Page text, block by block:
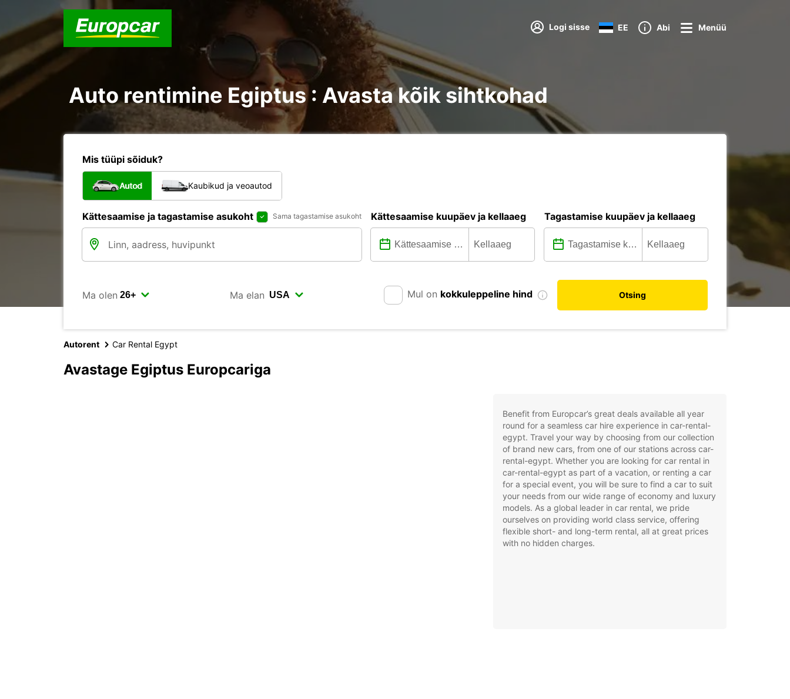
Logi sisse EE Abi Menüü
Auto rentimine Egiptus : Avasta kõik sihtkohad
Mis tüüpi sõiduk?
Autod Kaubikud ja veoautod
Kättesaamise ja tagastamise asukoht Sama tagastamise asukoht Kättesaamise kuupäev ja kellaaeg Tagastamise kuupäev ja kellaaeg
Ma olen Ma elan Mul on kokkuleppeline hind Otsing
Autorent Car Rental Egypt
Avastage Egiptus Europcariga
Benefit from Europcar’s great deals available all year
round for a seamless car hire experience in car-rental-
egypt. Travel your way by choosing from our collection
of brand new cars, from one of our stations across car-
rental-egypt. Whether you are looking for car rental in
car-rental-egypt as part of a vacation, or renting a car
for a special event, you will be sure to find a car to suit
your needs from our wide range of economy and luxury
models. As a global leader in car rental, we pride
ourselves on providing world class service, offering
flexible short- and long-term rental, all at great prices
with no hidden charges.